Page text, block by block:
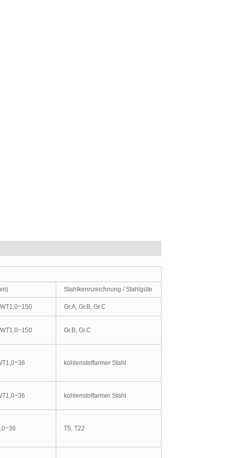
Stahlkennzeichnung / Stahlgüte
Gr.A, Gr.B, Gr.C
Gr.B, Gr.C
kohlenstoffarmer Stahl
kohlenstoffarmer Stahl
T5, T22